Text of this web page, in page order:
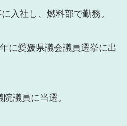
入社し、燃料部で勤務。
に愛媛県議会議員選挙に出
議員に当選。